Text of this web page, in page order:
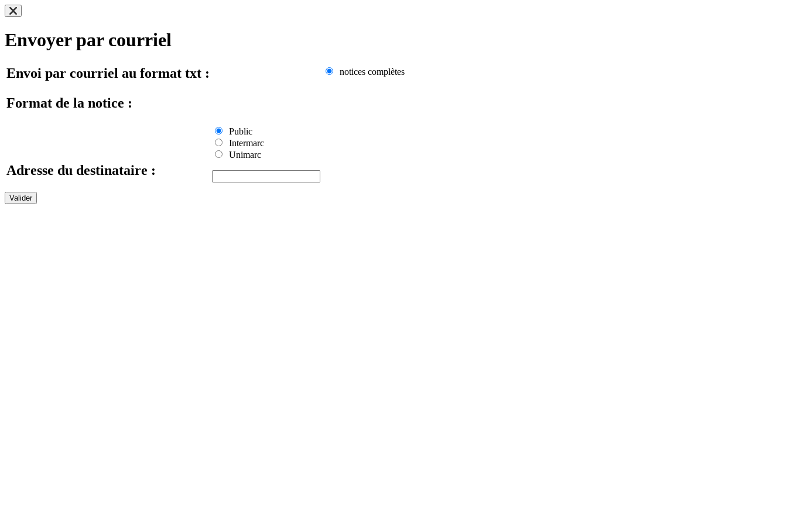
Envoyer par courriel
Envoi par courriel au format txt : notices complètes
Format de la notice :
Public
Intermarc
Unimarc
Adresse du destinataire :